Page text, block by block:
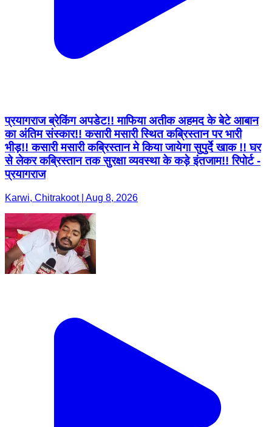
प्रयागराज ब्रेकिंग अपडेट!! माफिया अतीक अहमद के बेटे आबान
का अंतिम संस्कार!! कसारी मसारी स्थित कब्रिस्तान पर भारी
भीड़!! कसारी मसारी कब्रिस्तान मे किया जायेगा सुपुर्दे खाक !! घर
से लेकर कब्रिस्तान तक सुरक्षा व्यवस्था के कड़े इंतजाम!! रिपोर्ट -
प्रयागराज
Karwi, Chitrakoot | Aug 8, 2026